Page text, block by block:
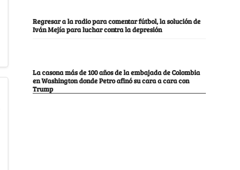
Regresar a la radio para comentar fútbol, la solución de
Iván Mejía para luchar contra la depresión
La casona más de 100 años de la embajada de Colombia
en Washington donde Petro afinó su cara a cara con
Trump